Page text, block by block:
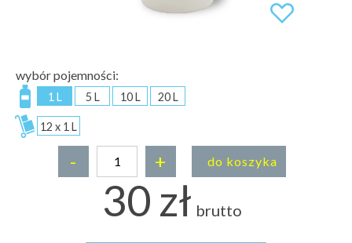
wybór pojemności:
1 L 5 L 10 L 20 L
12 x 1 L
- + do koszyka
30 zł brutto